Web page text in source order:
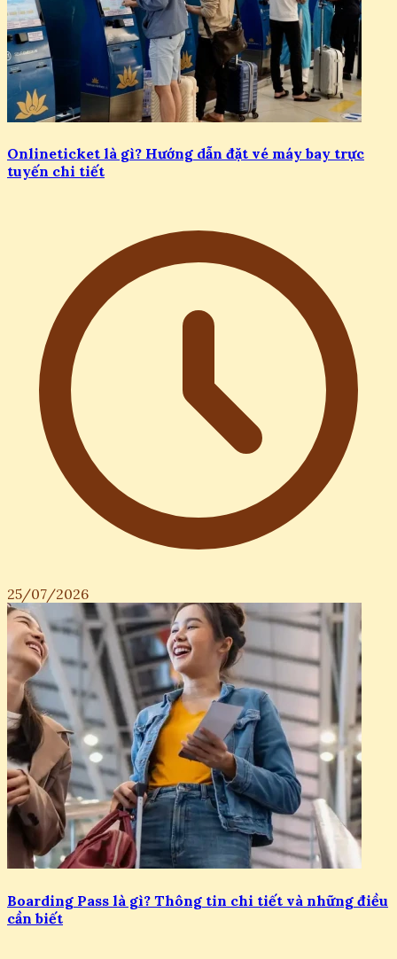
Onlineticket là gì? Hướng dẫn đặt vé máy bay trực
tuyến chi tiết
25/07/2026
Boarding Pass là gì? Thông tin chi tiết và những điều
cần biết